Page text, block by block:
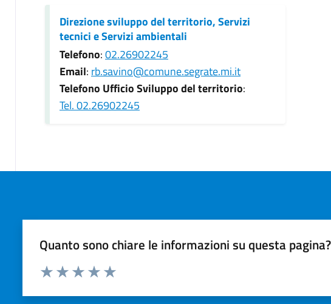
Direzione sviluppo del territorio, Servizi
tecnici e Servizi ambientali
Telefono:02.26902245
Email: rb.savino@comune.segrate.mi.it
Telefono Ufficio Sviluppo del territorio:
Tel. 02.26902245
Quanto sono chiare le informazioni su questa pagina?
Valuta da 1 a 5 stelle la pagina